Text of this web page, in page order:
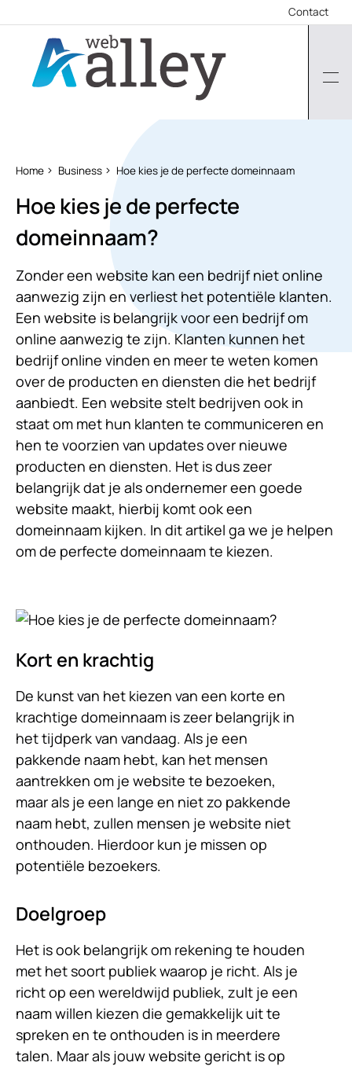
Contact
Home Business Hoe kies je de perfecte domeinnaam
Hoe kies je de perfecte
domeinnaam?
Zonder een website kan een bedrijf niet online
aanwezig zijn en verliest het potentiële klanten.
Een website is belangrijk voor een bedrijf om
online aanwezig te zijn. Klanten kunnen het
bedrijf online vinden en meer te weten komen
over de producten en diensten die het bedrijf
aanbiedt. Een website stelt bedrijven ook in
staat om met hun klanten te communiceren en
hen te voorzien van updates over nieuwe
producten en diensten. Het is dus zeer
belangrijk dat je als ondernemer een goede
website maakt, hierbij komt ook een
domeinnaam kijken. In dit artikel ga we je helpen
om de perfecte domeinnaam te kiezen.
Kort en krachtig
De kunst van het kiezen van een korte en
krachtige domeinnaam is zeer belangrijk in
het tijdperk van vandaag. Als je een
pakkende naam hebt, kan het mensen
aantrekken om je website te bezoeken,
maar als je een lange en niet zo pakkende
naam hebt, zullen mensen je website niet
onthouden. Hierdoor kun je missen op
potentiële bezoekers.
Doelgroep
Het is ook belangrijk om rekening te houden
met het soort publiek waarop je richt. Als je
richt op een wereldwijd publiek, zult je een
naam willen kiezen die gemakkelijk uit te
spreken en te onthouden is in meerdere
talen. Maar als jouw website gericht is op